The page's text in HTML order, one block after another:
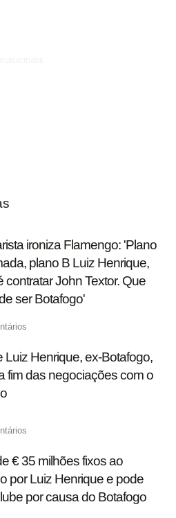
ironiza Flamengo: 'Plano
plano B Luiz Henrique,
contratar John Textor. Que
ser Botafogo'
Luiz Henrique, ex-Botafogo,
fim das negociações com o
€ 35 milhões fixos ao
por Luiz Henrique e pode
por causa do Botafogo